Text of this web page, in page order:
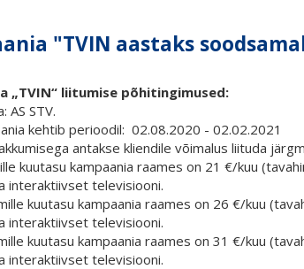
"TVIN aastaks
„TVIN“ liitumise põhitingimused:
АS STV.
kehtib perioodil: 02.08.2020 - 02.02.2021
antakse kliendile võimalus liituda
kuutasu kampaania raames on 21 €/kuu
interaktiivset televisiooni.
kuutasu kampaania raames on 26 €/kuu
interaktiivset televisiooni.
kuutasu kampaania raames on 31 €/kuu
interaktiivset televisiooni.